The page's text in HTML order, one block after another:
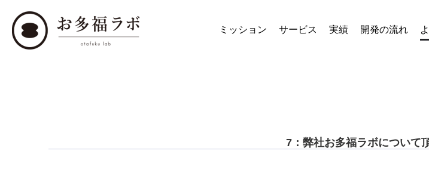
ミッション サービス 実績 開発の流れ
7：弊社お多福ラボについて